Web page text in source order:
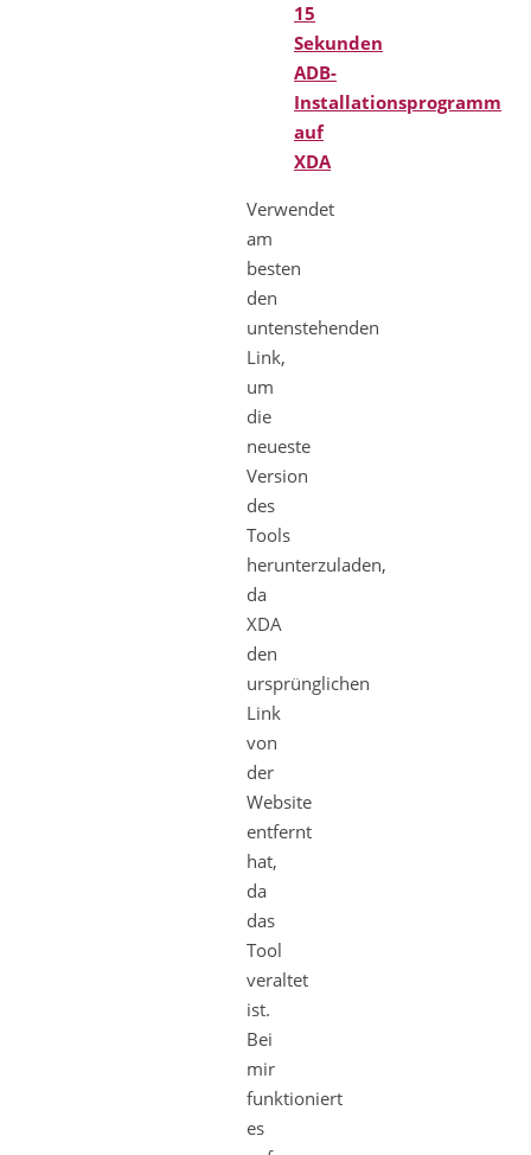
15
Sekunden
ADB-
Installationsprogramm
auf
XDA
Verwendet
am
besten
den
untenstehenden
Link,
um
die
neueste
Version
des
Tools
herunterzuladen,
da
XDA
den
ursprünglichen
Link
von
der
Website
entfernt
hat,
da
das
Tool
veraltet
ist.
Bei
mir
funktioniert
es